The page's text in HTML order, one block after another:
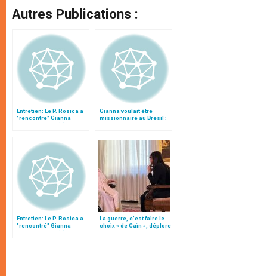
Autres Publications :
Entretien: Le P. Rosica a
"rencontré" Gianna
Berretta Molla (2)
Gianna voulait être
missionnaire au Brésil :
Entretien: Le P. Rosica a
"rencontré" Gianna
Berretta Molla (1)
La guerre, c’est faire le
choix « de Caïn », déplore